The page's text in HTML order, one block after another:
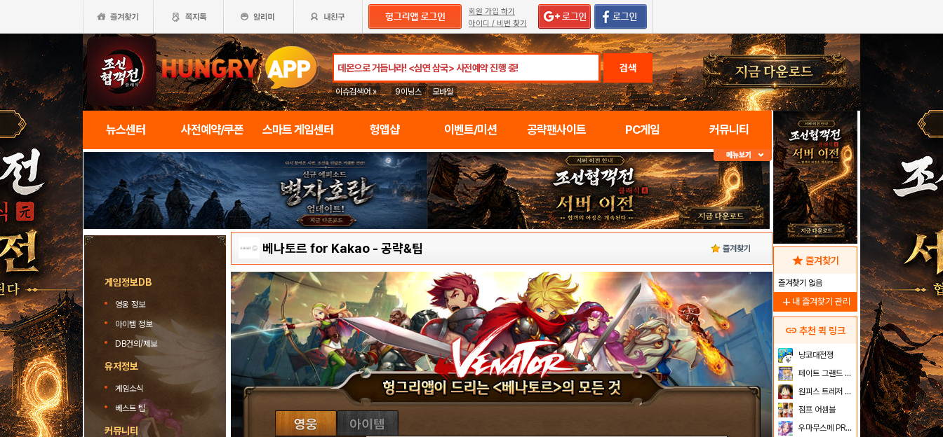
회원 가입 하기
아이디 / 비번 찾기
검색
이슈검색어 » 9이닝스 모바일
뉴스센터 사전예약/쿠폰 스마트 게임센터 헝앱샵 이벤트/미션 공략팬사이트 PC게임 커뮤니티
게임정보DB
영웅 정보
아이템 정보
DB건의/제보
유저정보
게임소식
베스트 팁
커뮤니티
베나토르 for Kakao - 공략&팁 즐겨찾기
star 즐겨찾기
즐겨찾기 없음
add 내 즐겨찾기 관리
link 추천 퀵 링크
냥코대전쟁
페이트 그랜드 오더
원피스 트레저 크루즈
점프 어셈블
우마무스메 PRETTY DERBY